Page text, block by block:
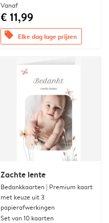
Vanaf
€ 11,99
offers Elke dag lage prijzen
Zachte lente
Bedankkaarten | Premium kaart
met keuze uit 3
papierafwerkingen
Set van 10 kaarten